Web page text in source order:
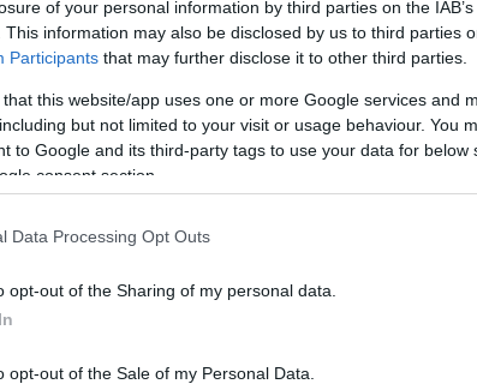
of your personal information by third parties on the
This information may also be disclosed by us to third parties
Participants that may further disclose it to other third parties.
that this website/app uses one or more Google services and
but not limited to your visit or usage behaviour. You
to Google and its third-party tags to use your data for below
consent section.
Data Processing Opt Outs
opt-out of the Sharing of my personal data.
opt-out of the Sale of my Personal Data.
αποτελεί μέρος της νέας
της στον χώρο του luxury hospitality